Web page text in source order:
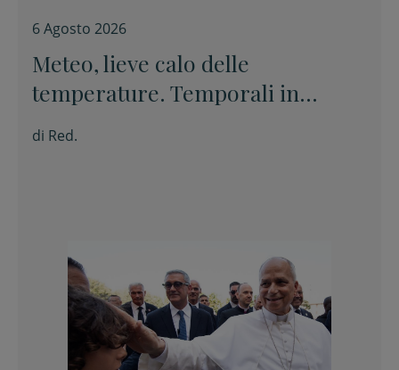
6 Agosto 2026
Meteo, lieve calo delle
temperature. Temporali in
appennino
di Red.